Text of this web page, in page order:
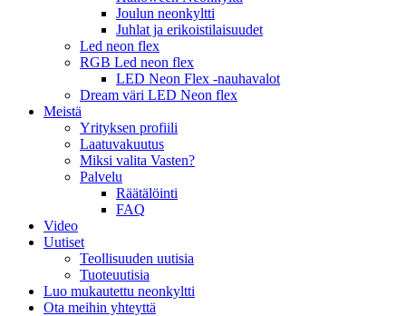
Joulun neonkyltti
Juhlat ja erikoistilaisuudet
Led neon flex
RGB Led neon flex
LED Neon Flex -nauhavalot
Dream väri LED Neon flex
Meistä
Yrityksen profiili
Laatuvakuutus
Miksi valita Vasten?
Palvelu
Räätälöinti
FAQ
Video
Uutiset
Teollisuuden uutisia
Tuoteuutisia
Luo mukautettu neonkyltti
Ota meihin yhteyttä